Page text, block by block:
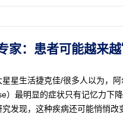
：患者可能越来越
星星生活捷克佳/很多人以为，
）最明显的症状只有记忆力下
究发现，这种疾病还可能悄悄改